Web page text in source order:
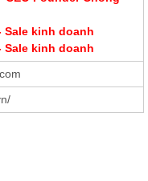
Sale kinh doanh
kinh doanh